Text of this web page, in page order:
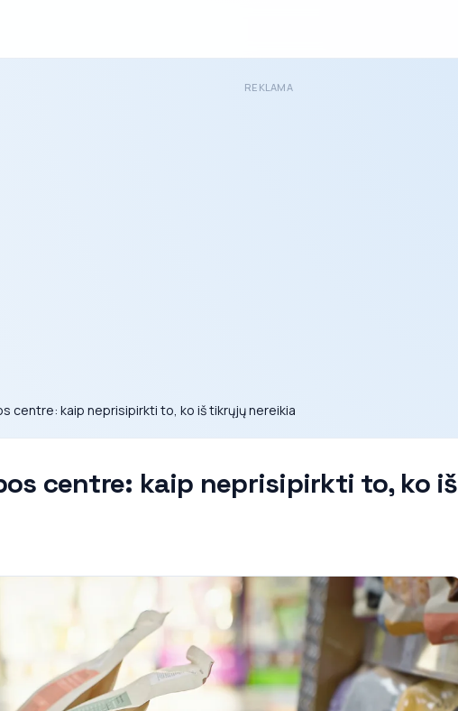
REKLAMA
centre: kaip neprisipirkti to, ko iš tikrųjų nereikia
centre: kaip neprisipirkti to, ko iš